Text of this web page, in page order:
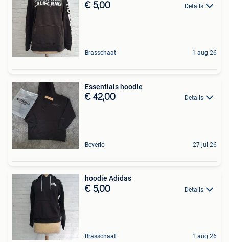
€ 5,00 Details
Brasschaat 1 aug 26
Essentials hoodie
€ 42,00 Details
Beverlo 27 jul 26
hoodie Adidas
€ 5,00 Details
Brasschaat 1 aug 26